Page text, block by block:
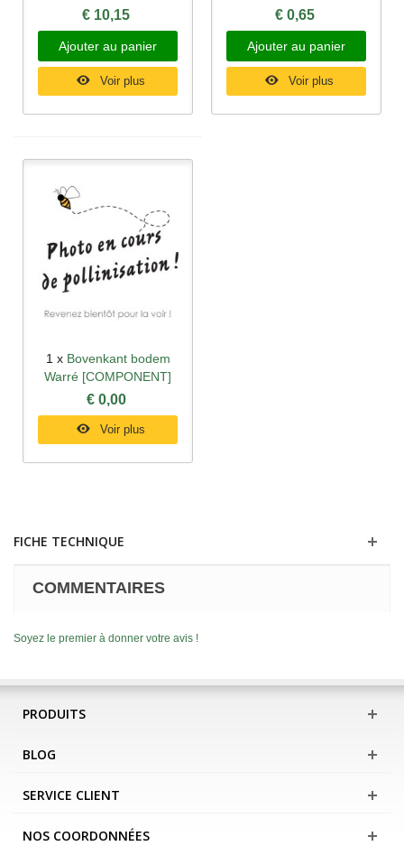
€ 10,15
Ajouter au panier
Voir plus
€ 0,65
Ajouter au panier
Voir plus
1 x Bovenkant bodem
Warré [COMPONENT]
€ 0,00
Voir plus
FICHE TECHNIQUE
COMMENTAIRES
Soyez le premier à donner votre avis !
PRODUITS
BLOG
SERVICE CLIENT
NOS COORDONNÉES